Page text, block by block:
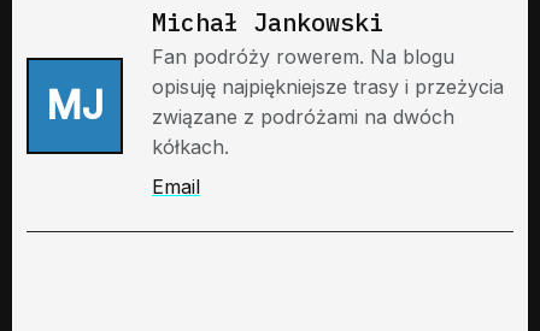
MJ
Michał Jankowski
Fan podróży rowerem. Na blogu
opisuję najpiękniejsze trasy i przeżycia
związane z podróżami na dwóch
kółkach.
Email